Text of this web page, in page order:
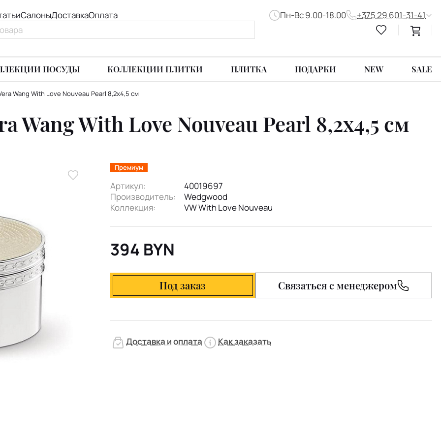
СалоныДоставкаОплата Пн-Вс 9.00-18.00 +375 29 601-31-41
ПОСУДЫ КОЛЛЕКЦИИ ПЛИТКИ ПЛИТКА ПОДАРКИ NEW SALE
Wang With Love Nouveau Pearl 8,2х4,5 см
Wang With Love Nouveau Pearl 8,2х4,5 см
Премиум
Артикул:
40019697
Производитель:
Wedgwood
Коллекция:
VW With Love Nouveau
394 BYN
Под заказ Связаться с менеджером
Доставка и оплата Как заказать